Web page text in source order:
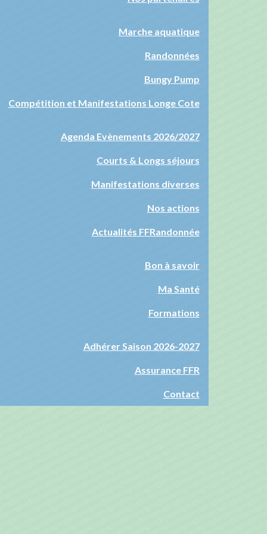
Marche aquatique
Randonnées
Bungy Pump
Compétition et Manifestations Longe Cote
Agenda Evènements 2026/2027
Courts & Longs séjours
Manifestations diverses
Nos actions
Actualités FFRandonnée
Bon à savoir
Ma Santé
Formations
Adhérer Saison 2026-2027
Assurance FFR
Contact